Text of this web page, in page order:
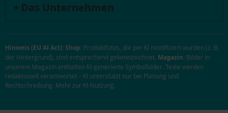
Das Unternehmen
Hinweis (EU AI Act):Shop: Produktfotos, die per KI modifiziert wurden (z. B.
der Hintergrund), sind entsprechend gekennzeichnet. Magazin: Bilder in
unserem Magazin enthalten KI-generierte Symbolbilder. Texte werden
redaktionell verantwortet – KI unterstützt nur bei Planung und
Rechtschreibung. Mehr zur KI-Nutzung.